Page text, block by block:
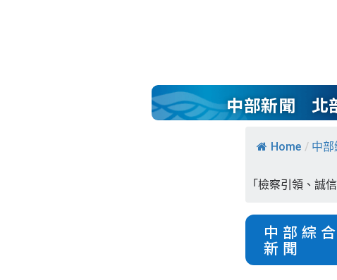
中部新聞 北
Home / 中部
「檢察引領、誠
中部綜合
新聞